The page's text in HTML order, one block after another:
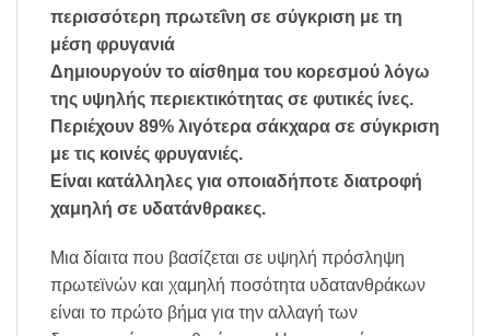
περισσότερη πρωτεΐνη σε σύγκριση με τη
μέση φρυγανιά
Δημιουργούν το αίσθημα του κορεσμού λόγω
της υψηλής περιεκτικότητας σε φυτικές ίνες.
Περιέχουν 89% λιγότερα σάκχαρα σε σύγκριση
με τις κοινές φρυγανιές.
Είναι κατάλληλες για οποιαδήποτε διατροφή
χαμηλή σε υδατάνθρακες.
Μια δίαιτα που βασίζεται σε υψηλή πρόσληψη
πρωτεϊνών και χαμηλή ποσότητα υδατανθράκων
είναι το πρώτο βήμα για την αλλαγή των